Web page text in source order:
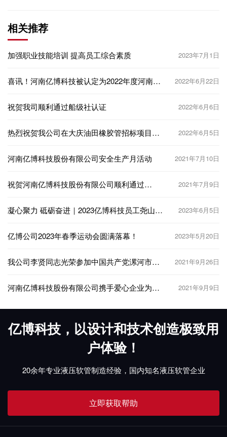
相关推荐
加强职业技能培训 提高员工综合素质 2023年7月1日
喜讯！河南亿博科技被认定为2022年度河南省
2022年6月22日
祝贺我司顺利通过船级社认证 2022年6月6日
热烈祝贺我公司在大庆油田橡胶管招标项目中
2022年6月5日
河南亿博科技股份有限公司安全生产月活动 2021年7月10日
祝贺河南亿博科技股份有限公司顺利通过
2021年7月9日
凝心聚力 砥砺奋进｜2023亿博科技员工尧山旅
2023年6月5日
亿博公司2023年春季运动会圆满落幕！ 2023年5月20日
我公司李贤同志光荣参加中国共产党漯河市第
2021年9月26日
河南亿博科技股份有限公司携手爱心企业为贫
2021年9月9日
亿博科技，以设计和技术创造极致用
户体验！
20余年专业液压软管制造经验，国内知名液压软管企业
立即获取帮助